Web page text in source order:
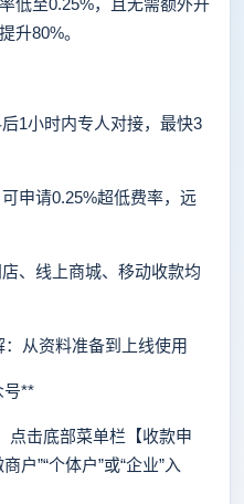
低至0.25%，且无需额外开
升80%。
小时内专人对接，最快3
请0.25%超低费率，远
线上商城、移动收款均
从资料准备到上线使用
**
击底部菜单栏【收款申
户”“个体户”或“企业”入